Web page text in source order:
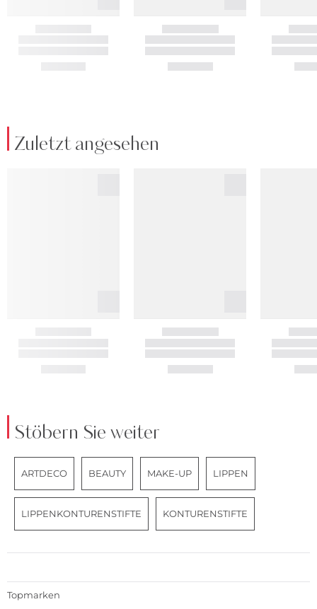
Zuletzt angesehen
Stöbern Sie weiter
ARTDECO BEAUTY MAKE-UP LIPPEN
LIPPENKONTURENSTIFTE KONTURENSTIFTE
Topmarken